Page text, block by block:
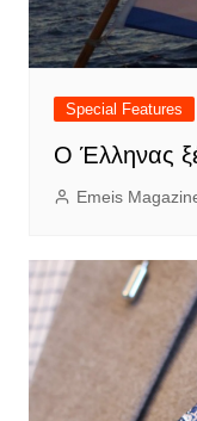
Special Features
Ο Έλληνας
Emeis